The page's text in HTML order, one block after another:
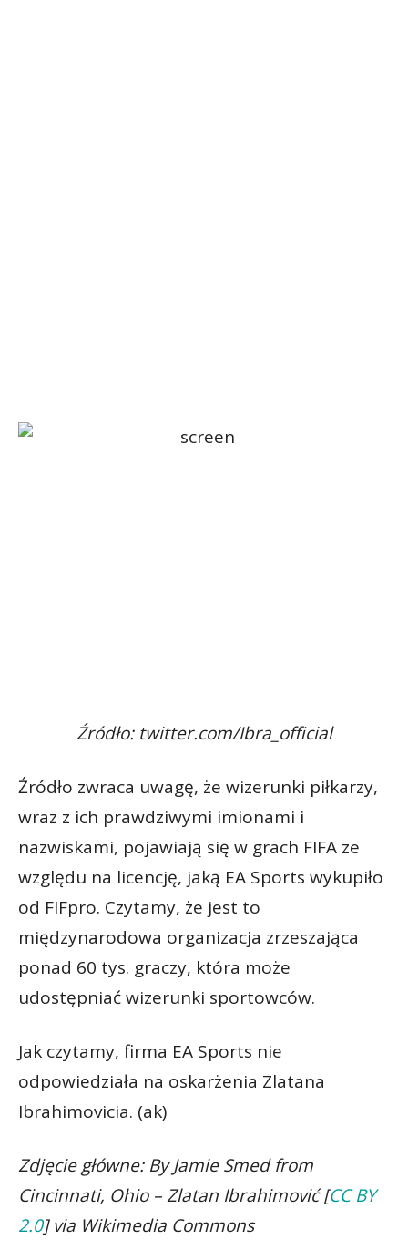
Źródło: twitter.com/Ibra_official
Źródło zwraca uwagę, że wizerunki piłkarzy,
wraz z ich prawdziwymi imionami i
nazwiskami, pojawiają się w grach FIFA ze
względu na licencję, jaką EA Sports wykupiło
od FIFpro. Czytamy, że jest to
międzynarodowa organizacja zrzeszająca
ponad 60 tys. graczy, która może
udostępniać wizerunki sportowców.
Jak czytamy, firma EA Sports nie
odpowiedziała na oskarżenia Zlatana
Ibrahimovicia. (ak)
Zdjęcie główne: By Jamie Smed from
Cincinnati, Ohio – Zlatan Ibrahimović [CC BY
2.0] via Wikimedia Commons